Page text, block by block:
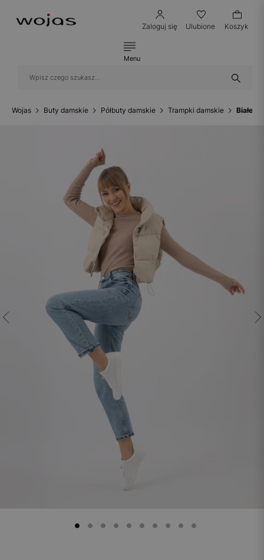
Zaloguj się Ulubione Koszyk
Menu
Wojas Buty damskie Półbuty damskie Trampki damskie Białe